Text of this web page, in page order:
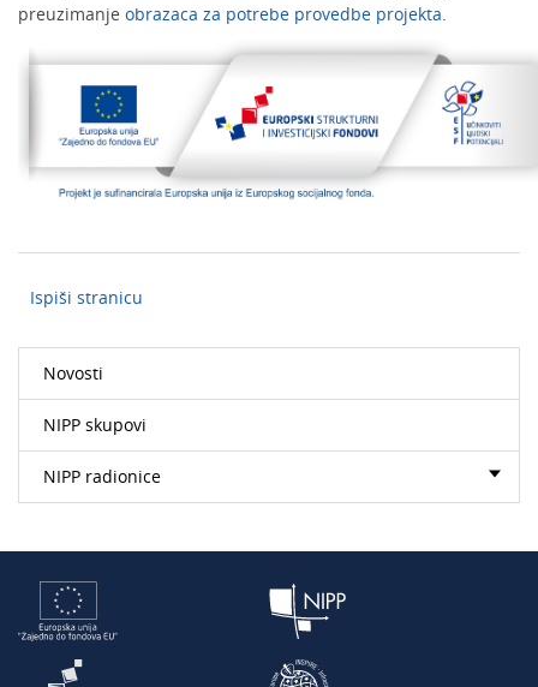
preuzimanje obrazaca za potrebe provedbe projekta.
Ispiši stranicu
Novosti
NIPP skupovi
NIPP radionice